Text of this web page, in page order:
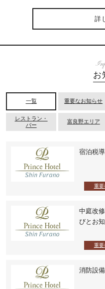
詳
お
一覧 重要なお知らせ
レストラン・
バー
富良野エリア
宿泊税
重要
中庭改
びとお
重要
消防設